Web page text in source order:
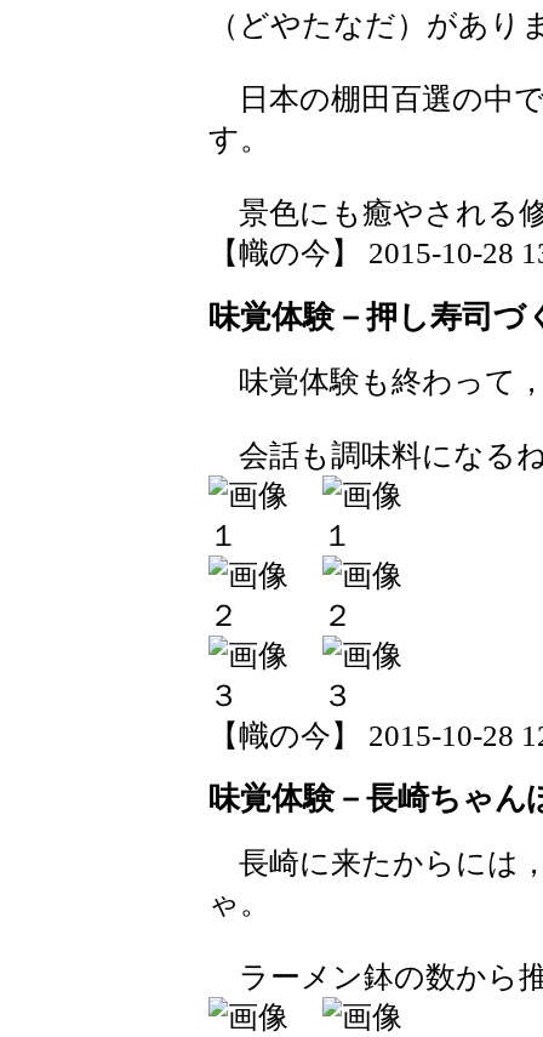
（どやたなだ）があり
日本の棚田百選の中
す。
景色にも癒やされる
【幟の今】 2015-10-28
味覚体験－押し寿司づ
味覚体験も終わって
会話も調味料になる
【幟の今】 2015-10-28
味覚体験－長崎ちゃん
長崎に来たからには
ゃ。
ラーメン鉢の数から